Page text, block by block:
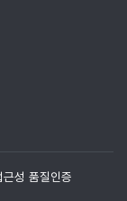
근성 품질인증